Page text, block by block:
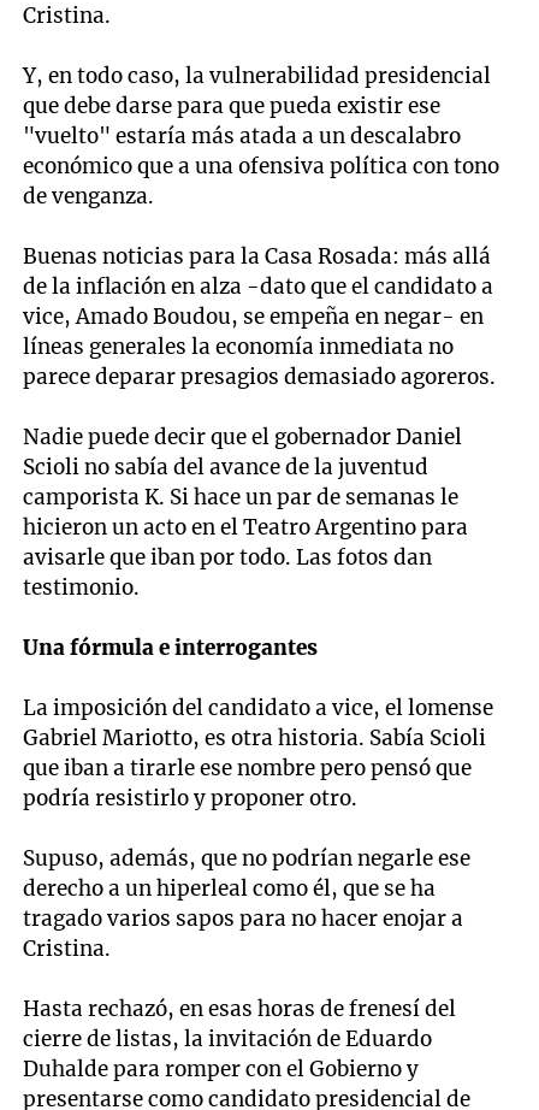
Cristina.
Y, en todo caso, la vulnerabilidad presidencial
que debe darse para que pueda existir ese
"vuelto" estaría más atada a un descalabro
económico que a una ofensiva política con tono
de venganza.
Buenas noticias para la Casa Rosada: más allá
de la inflación en alza -dato que el candidato a
vice, Amado Boudou, se empeña en negar- en
líneas generales la economía inmediata no
parece deparar presagios demasiado agoreros.
Nadie puede decir que el gobernador Daniel
Scioli no sabía del avance de la juventud
camporista K. Si hace un par de semanas le
hicieron un acto en el Teatro Argentino para
avisarle que iban por todo. Las fotos dan
testimonio.
Una fórmula e interrogantes
La imposición del candidato a vice, el lomense
Gabriel Mariotto, es otra historia. Sabía Scioli
que iban a tirarle ese nombre pero pensó que
podría resistirlo y proponer otro.
Supuso, además, que no podrían negarle ese
derecho a un hiperleal como él, que se ha
tragado varios sapos para no hacer enojar a
Cristina.
Hasta rechazó, en esas horas de frenesí del
cierre de listas, la invitación de Eduardo
Duhalde para romper con el Gobierno y
presentarse como candidato presidencial de